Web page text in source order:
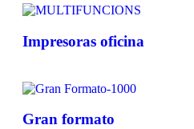
Impresoras oficina
Gran formato